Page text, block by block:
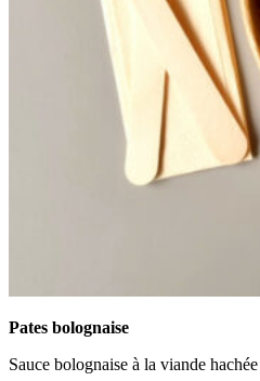
Pates bolognaise
Sauce bolognaise à la viande